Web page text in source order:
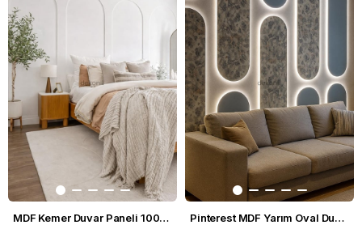
MDF Kemer Duvar Paneli 100*265 cm Pinterest MDF Yarım Oval Duvar Paneli 36*88 cm